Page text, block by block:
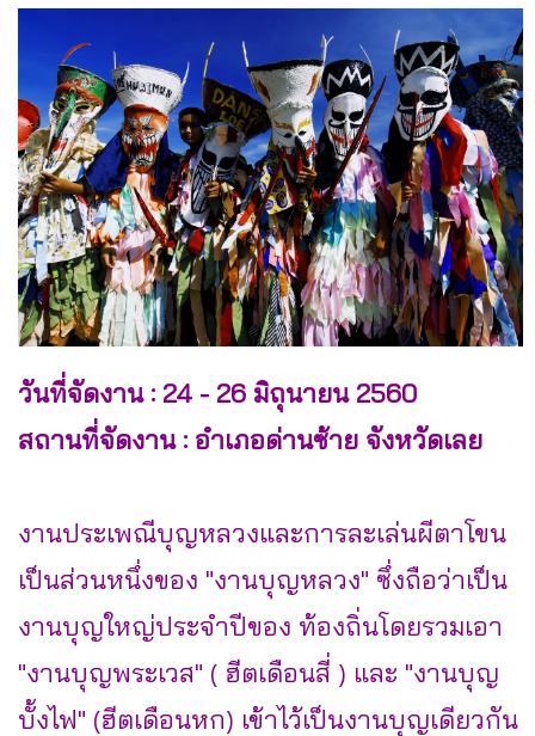
วันที่จัดงาน : 24 - 26 มิถุนายน 2560
สถานที่จัดงาน : อำเภอด่านซ้าย จังหวัดเลย
งานประเพณีบุญหลวงและการละเล่นผีตาโขน
เป็นส่วนหนึ่งของ "งานบุญหลวง" ซึ่งถือว่าเป็น
งานบุญใหญ่ประจำปีของ ท้องถิ่นโดยรวมเอา
"งานบุญพระเวส" ( ฮีตเดือนสี่ ) และ "งานบุญ
บั้งไฟ" (ฮีตเดือนหก) เข้าไว้เป็นงานบุญเดียวกัน